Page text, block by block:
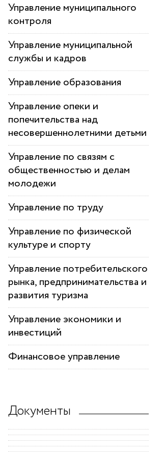
Управление муниципального
контроля
Управление муниципальной
службы и кадров
Управление образования
Управление опеки и
попечительства над
несовершеннолетними детьми
Управление по связям с
общественностью и делам
молодежи
Управление по труду
Управление по физической
культуре и спорту
Управление потребительского
рынка, предпринимательства и
развития туризма
Управление экономики и
инвестиций
Финансовое управление
Документы